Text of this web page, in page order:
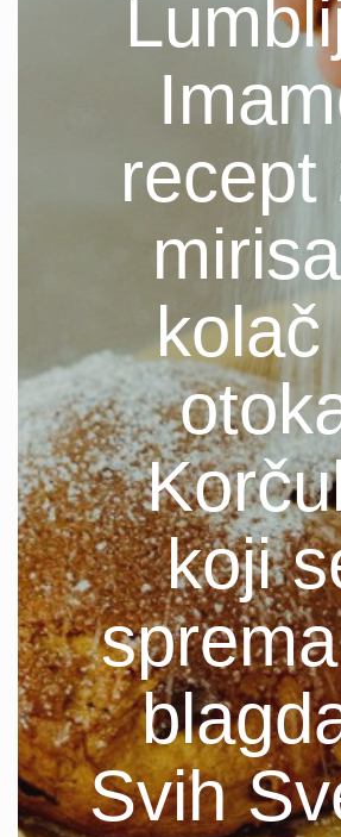
recept
kolač
koji
Svih